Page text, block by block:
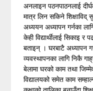
अनलाइन पठनपाठनलाई
मात्र लिन सकिने शिक्षाविद्
अध्ययन अध्यापन गर्नका
केही विद्यार्थीलाई सिकाइ
बताइन् । घरबाटै अध्यापन
व्यवस्थापनका लागि निकै
बेलामा घरको काम तथा
विद्यालयको समेत काम